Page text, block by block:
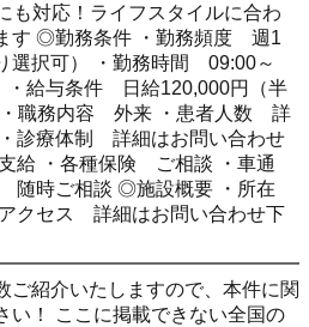
も対応！ライフスタイルに合わ
す ◎勤務条件 ・勤務頻度 週1
選択可） ・勤務時間 09:00～
・給与条件 日給120,000円（半
・職務内容 外来 ・患者人数 詳
診療体制 詳細はお問い合わせ
・各種保険 ご相談 ・車通
時ご相談 ◎施設概要 ・所在
セス 詳細はお問い合わせ下
ご紹介いたしますので、本件に関
い！ ここに掲載できない全国の